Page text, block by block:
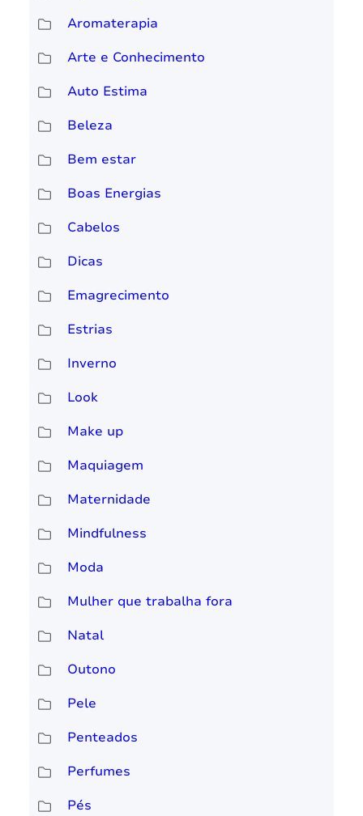
Aromaterapia
Arte e Conhecimento
Auto Estima
Beleza
Bem estar
Boas Energias
Cabelos
Dicas
Emagrecimento
Estrias
Inverno
Look
Make up
Maquiagem
Maternidade
Mindfulness
Moda
Mulher que trabalha fora
Natal
Outono
Pele
Penteados
Perfumes
Pés